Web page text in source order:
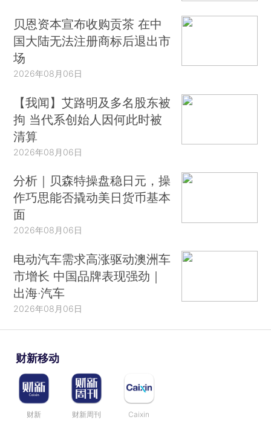
贝恩资本宣布收购贡茶 在中
国大陆无法注册商标后退出市
场
2026年08月06日
【我闻】艾路明及多名股东被
拘 当代系创始人因何此时被
清算
2026年08月06日
分析｜贝森特操盘稳日元，操
作巧思能否撬动美日货币基本
面
2026年08月06日
电动汽车需求高涨驱动澳洲车
市增长 中国品牌表现强劲｜
出海·汽车
2026年08月06日
财新移动
财新 财新周刊 Caixin